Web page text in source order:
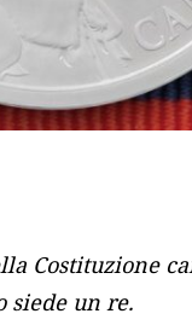
Costituzione
siede un re.